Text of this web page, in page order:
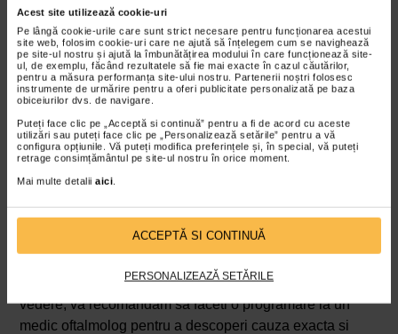
Acest site utilizează cookie-uri
Pe lângă cookie-urile care sunt strict necesare pentru funcționarea acestui
site web, folosim cookie-uri care ne ajută să înțelegem cum se navighează
pe site-ul nostru și ajută la îmbunătățirea modului în care funcționează site-
ul, de exemplu, făcând rezultatele să fie mai exacte în cazul căutărilor,
pentru a măsura performanța site-ului nostru. Partenerii noștri folosesc
instrumente de urmărire pentru a oferi publicitate personalizată pe baza
obiceiurilor dvs. de navigare.
Puteți face clic pe „Acceptă si continuă” pentru a fi de acord cu aceste
utilizări sau puteți face clic pe „Personalizează setările” pentru a vă
configura opțiunile. Vă puteți modifica preferințele și, în special, vă puteți
retrage consimțământul pe site-ul nostru în orice moment.
Mai multe detalii aici
ACCEPTĂ SI CONTINUĂ
PERSONALIZEAZĂ SETĂRILE
Acest tip de glaucom este o urgenta si poate duce la
pierderea vederii in lipsa tratamentului rapid.
Cand se recomanda consultul de
specialitate?
Adesea, ochii rosii arata mult mai rau decat resimte
pacientul. Multe cazuri de inrosire a ochilor sunt relativ
inofensive si, de obicei, se amelioreaza cu remedii la
domiciliu sau tratamente fara prescriptie medicala.
rosii pot semnala uneori o afectiune sau o boala oculara
mai grava care necesita asistenta medicala de urgenta.
saptamana sau daca aveti durere sau probleme de
vedere, va recomandam sa faceti o programare la un
medic oftalmolog pentru a descoperi cauza exacta si